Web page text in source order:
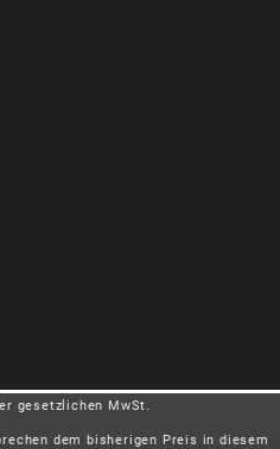
gesetzlichen MwSt.
dem bisherigen Preis in diesem